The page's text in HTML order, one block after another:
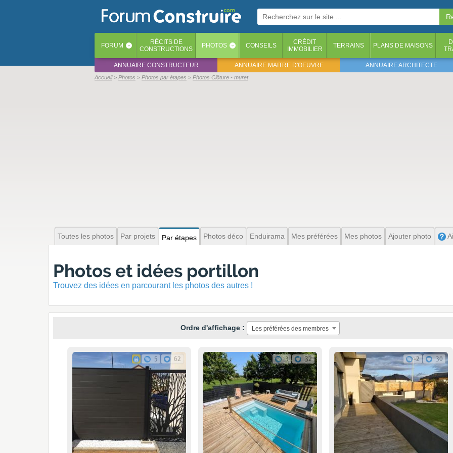
FORUM ‹ RÉCITS DE
CONSTRUCTIONS
PHOTOS ‹ CONSEILS
CRÉDIT
IMMOBILIER
TERRAINS PLANS DE MAISONS
ANNUAIRE CONSTRUCTEUR ANNUAIRE MAITRE D'OEUVRE ANNUAIRE ARCHITECTE
Accueil Photos Photos par étapes Photos Clôture - muret
Toutes les photos Par projets Par étapes Photos déco Enduirama Mes préférées Mes photos Ajouter photo
Photos et idées portillon
Trouvez des idées en parcourant les photos des autres !
Ordre d'affichage : Les préférées des membres
5 62 3 32 2 30